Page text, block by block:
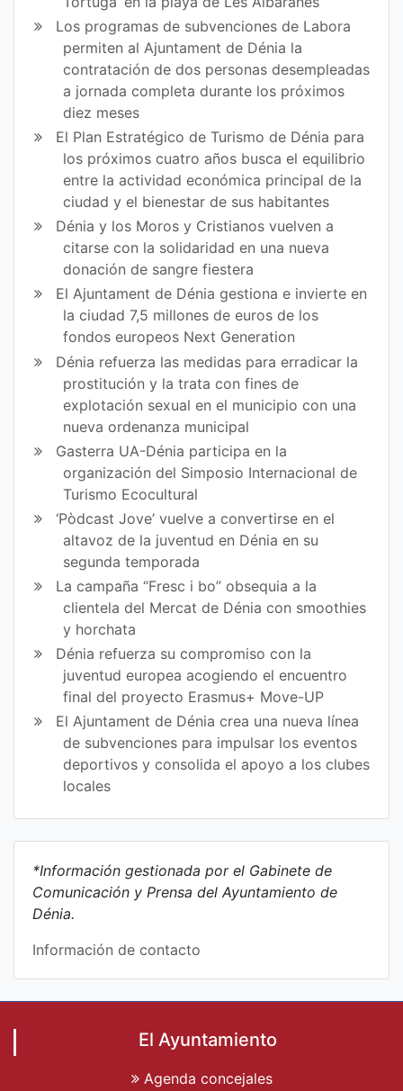
Los programas de subvenciones de Labora
permiten al Ajuntament de Dénia la
contratación de dos personas desempleadas
a jornada completa durante los próximos
diez meses
El Plan Estratégico de Turismo de Dénia para
los próximos cuatro años busca el equilibrio
entre la actividad económica principal de la
ciudad y el bienestar de sus habitantes
Dénia y los Moros y Cristianos vuelven a
citarse con la solidaridad en una nueva
donación de sangre fiestera
El Ajuntament de Dénia gestiona e invierte en
la ciudad 7,5 millones de euros de los
fondos europeos Next Generation
Dénia refuerza las medidas para erradicar la
prostitución y la trata con fines de
explotación sexual en el municipio con una
nueva ordenanza municipal
Gasterra UA-Dénia participa en la
organización del Simposio Internacional de
Turismo Ecocultural
‘Pòdcast Jove’ vuelve a convertirse en el
altavoz de la juventud en Dénia en su
segunda temporada
La campaña “Fresc i bo” obsequia a la
clientela del Mercat de Dénia con smoothies
y horchata
Dénia refuerza su compromiso con la
juventud europea acogiendo el encuentro
final del proyecto Erasmus+ Move-UP
El Ajuntament de Dénia crea una nueva línea
de subvenciones para impulsar los eventos
deportivos y consolida el apoyo a los clubes
locales
*Información gestionada por el Gabinete de
Comunicación y Prensa del Ayuntamiento de
Dénia.
Información de contacto
El Ayuntamiento
Agenda concejales